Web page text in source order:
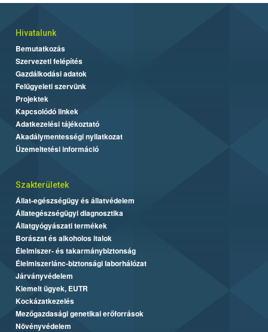
Hivatalunk
Bemutatkozás
Szervezeti felépítés
Gazdálkodási adatok
Felügyeleti szervünk
Projektek
Kapcsolódó linkek
Adatkezelési tájékoztató
Akadálymentességi nyilatkozat
Üzemeltetési információ
Szakterületek
Állat-egészségügy és állatvédelem
Állategészségügyi diagnosztika
Állatgyógyászati termékek
Borászat és alkoholos italok
Élelmiszer- és takarmánybiztonság
Élelmiszerlánc-biztonsági laborhálózat
Járványvédelem
Kiemelt ügyek, EUTR
Kockázatkezelés
Mezőgazdasági genetikai erőforrások
Növényvédelem